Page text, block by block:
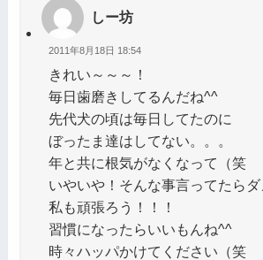
しー坊
2011年8月18日 18:54
きれい～～～！
毎日歯磨きしてるんだね^^
先代犬の頃は毎日してたのに
ぼったま達はしてない。。。
年と共に根気がなくなって（笑
いやいや！そんな事言ってたらダ
私も頑張ろう！！！
習慣になったらいいもんね^^
時々ハッパかけてください（笑